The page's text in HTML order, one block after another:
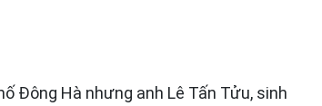
Đông Hà nhưng anh Lê Tấn Tửu, sinh